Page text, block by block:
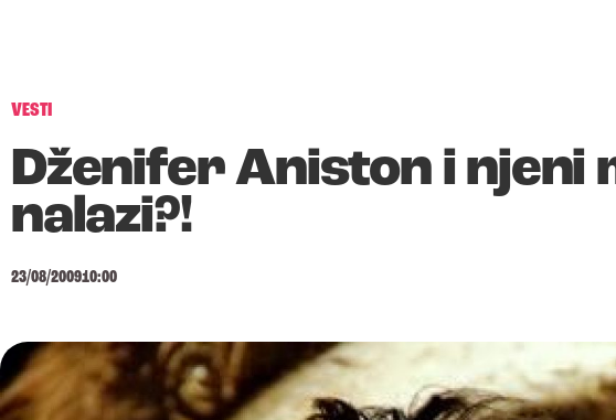
VESTI
Dženifer Aniston i njeni
nalazi?!
23/08/200910:00